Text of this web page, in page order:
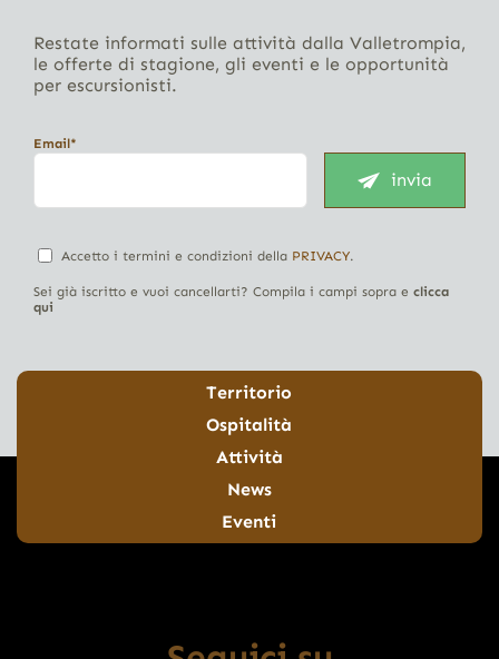
Restate informati sulle attività dalla Valletrompia,
le offerte di stagione, gli eventi e le opportunità
per escursionisti.
Email*
invia
Accetto i termini e condizioni della PRIVACY.
Sei già iscritto e vuoi cancellarti? Compila i campi sopra e clicca
qui
Territorio
Ospitalità
Attività
News
Eventi